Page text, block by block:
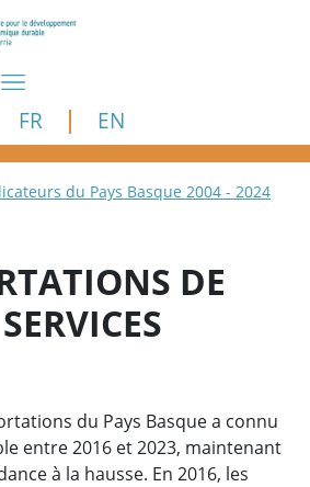
FR EN
du Pays Basque 2004 - 2024
DE
du Pays Basque a connu
entre 2016 et 2023, maintenant
à la hausse. En 2016, les